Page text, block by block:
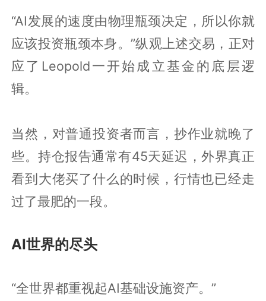
“AI发展的速度由物理瓶颈决定，所以你就
应该投资瓶颈本身。”纵观上述交易，正对
应了Leopold一开始成立基金的底层逻
辑。
当然，对普通投资者而言，抄作业就晚了
些。持仓报告通常有45天延迟，外界真正
看到大佬买了什么的时候，行情也已经走
过了最肥的一段。
AI世界的尽头
“全世界都重视起AI基础设施资产。”